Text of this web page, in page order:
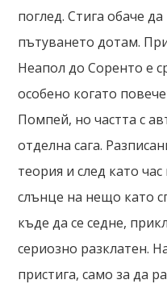
поглед. Стига обаче
пътуването дотам.
Неапол до Соренто е
особено когато
Помпей, но частта с
отделна сага.
теория и след като
слънце на нещо като
къде да се седне,
сериозно разклатен.
пристига, само за да